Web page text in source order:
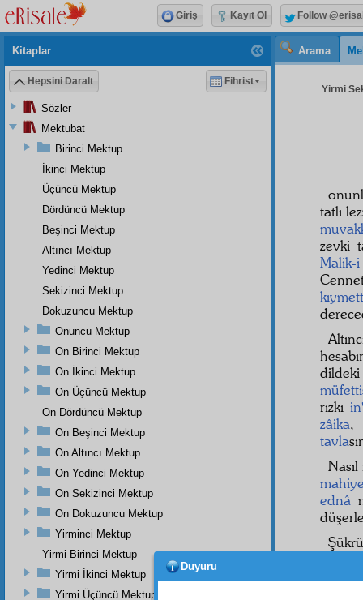
Arama
Yirmi
tatlı
zevki
Malik-
dildeki
rızkı
zâika,
tavla
Nasıl
ednâ
Kitaplar
Hepsini Daralt Fihrist
Sözler
Mektubat
Birinci Mektup
İkinci Mektup
Üçüncü Mektup
Dördüncü Mektup
Beşinci Mektup
Altıncı Mektup
Yedinci Mektup
Sekizinci Mektup
Dokuzuncu Mektup
Onuncu Mektup
On Birinci Mektup
On İkinci Mektup
On Üçüncü Mektup
On Dördüncü Mektup
On Beşinci Mektup
On Altıncı Mektup
On Yedinci Mektup
On Sekizinci Mektup
On Dokuzuncu Mektup
Yirminci Mektup
Yirmi Birinci Mektup
Yirmi İkinci Mektup
Yirmi Üçüncü Mektup
Giriş Kayıt Ol Follow
Duyuru